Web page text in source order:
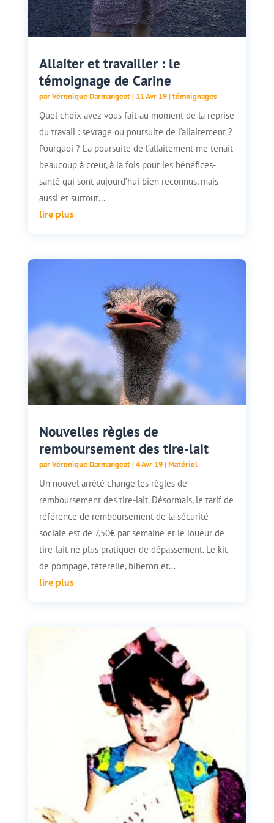
Allaiter et travailler : le
témoignage de Carine
parVéronique Darmangeat| 11 Avr 19|témoignages
Quel choix avez-vous fait au moment de la reprise
du travail : sevrage ou poursuite de l’allaitement ?
Pourquoi ? La poursuite de l’allaitement me tenait
beaucoup à cœur, à la fois pour les bénéfices-
santé qui sont aujourd’hui bien reconnus, mais
aussi et surtout...
lire plus
Nouvelles règles de
remboursement des tire-lait
parVéronique Darmangeat|4 Avr 19|Matériel
Un nouvel arrêté change les règles de
remboursement des tire-lait. Désormais, le tarif de
référence de remboursement de la sécurité
sociale est de 7,50€ par semaine et le loueur de
tire-lait ne plus pratiquer de dépassement. Le kit
de pompage, téterelle, biberon et...
lire plus